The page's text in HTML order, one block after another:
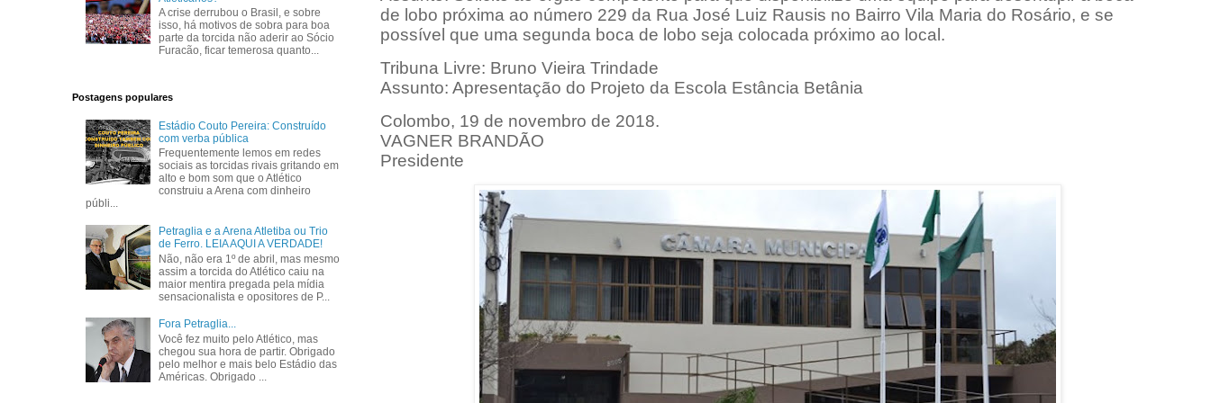
de lobo próxima ao número 229 da Rua José Luiz Rausis no Bairro Vila Maria do Rosário, e se
possível que uma segunda boca de lobo seja colocada próximo ao local.
Tribuna Livre: Bruno Vieira Trindade
Assunto: Apresentação do Projeto da Escola Estância Betânia
Colombo, 19 de novembro de 2018.
VAGNER BRANDÃO
Presidente
A crise derrubou o Brasil, e sobre
isso, há motivos de sobra para boa
parte da torcida não aderir ao Sócio
Furacão, ficar temerosa quanto...
Postagens populares
Estádio Couto Pereira: Construído
com verba pública
Frequentemente lemos em redes
sociais as torcidas rivais gritando em
alto e bom som que o Atlético
construiu a Arena com dinheiro
públi...
Petraglia e a Arena Atletiba ou Trio
de Ferro. LEIA AQUI A VERDADE!
Não, não era 1º de abril, mas mesmo
assim a torcida do Atlético caiu na
maior mentira pregada pela mídia
sensacionalista e opositores de P...
Fora Petraglia...
Você fez muito pelo Atlético, mas
chegou sua hora de partir. Obrigado
pelo melhor e mais belo Estádio das
Américas. Obrigado ...